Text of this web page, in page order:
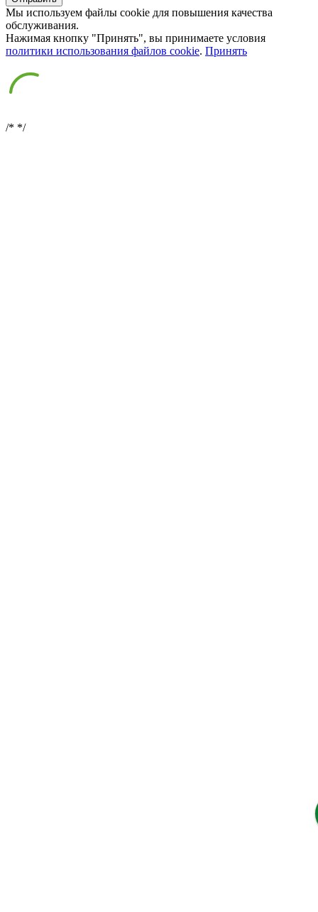
Мы используем файлы cookie для повышения качества
обслуживания.
Нажимая кнопку "Принять", вы принимаете условия
политики использования файлов cookie. Принять
/* */